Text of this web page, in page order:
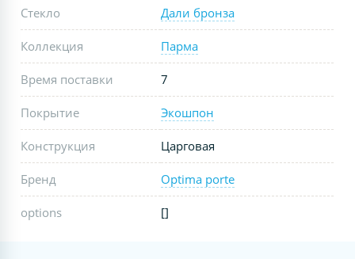
Стекло Дали бронза
Коллекция Парма
Время поставки 7
Покрытие Экошпон
Конструкция Царговая
Бренд Optima porte
options []